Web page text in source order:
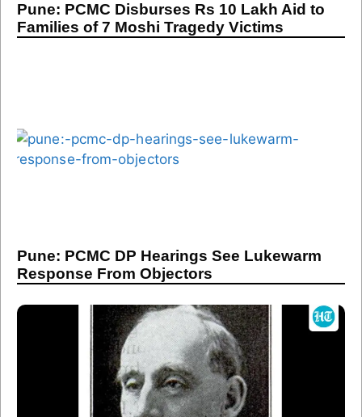
Pune: PCMC Disburses Rs 10 Lakh Aid to
Families of 7 Moshi Tragedy Victims
Pune: PCMC DP Hearings See Lukewarm
Response From Objectors